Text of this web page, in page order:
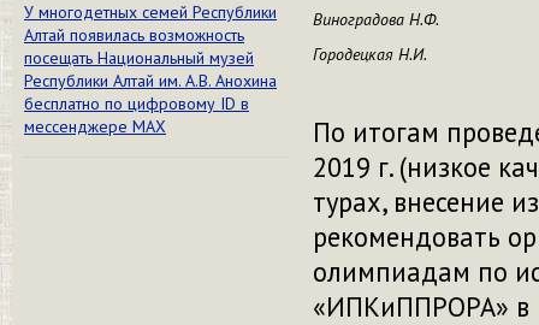
У многодетных семей Республики
Алтай появилась возможность
посещать Национальный музей
Республики Алтай им. А.В. Анохина
бесплатно по цифровому ID в
мессенджере МАХ
Виноградова Н.Ф.
Городецкая Н.И.
По итогам
2019 г. (низкое
турах, внесение
рекомендовать
олимпиадам по
«ИПКиППРОРА» в